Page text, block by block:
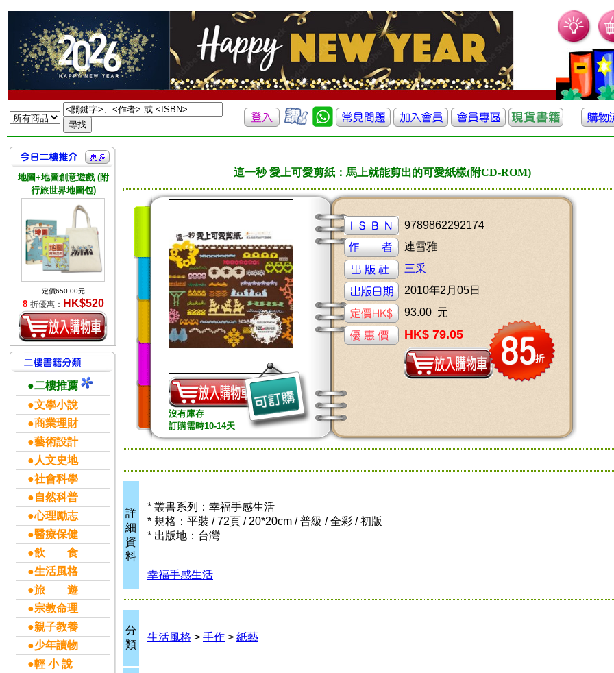
地圖+地圖創意遊戲 (附
行旅世界地圖包)
定價650.00元
8 折優惠： HK$520
●二樓推薦
●文學小說
●商業理財
●藝術設計
●人文史地
●社會科學
●自然科普
●心理勵志
●醫療保健
●飲 食
●生活風格
●旅 遊
●宗教命理
●親子教養
●少年讀物
●輕 小 說
這一秒 愛上可愛剪紙：馬上就能剪出的可愛紙樣(附CD-ROM)
沒有庫存
訂購需時10-14天
9789862292174
連雪雅
三采
2010年2月05日
93.00 元
HK$ 79.05
詳
細
資
料
* 叢書系列：幸福手感生活
* 規格：平裝 / 72頁 / 20*20cm / 普級 / 全彩 / 初版
* 出版地：台灣
幸福手感生活
分
類
生活風格 > 手作 > 紙藝